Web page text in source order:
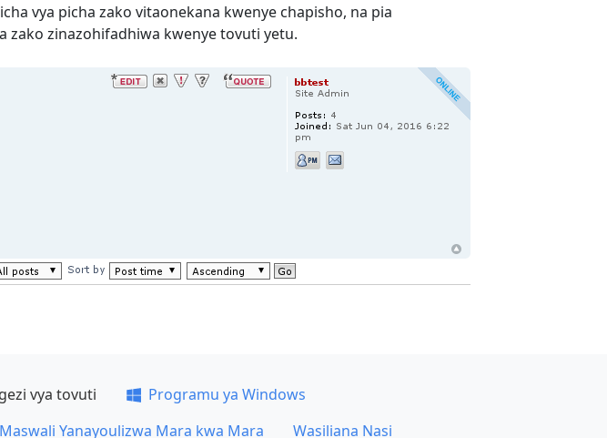
vya picha zako vitaonekana kwenye chapisho, na pia
zako zinazohifadhiwa kwenye tovuti yetu.
vya tovuti
Programu ya Windows
Maswali Yanayoulizwa Mara kwa Mara Wasiliana Nasi